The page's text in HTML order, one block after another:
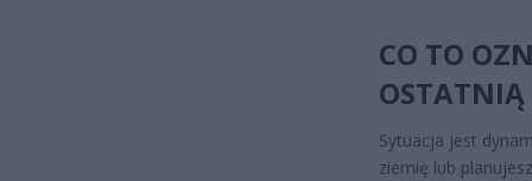
CO TO
OSTATNIĄ
Sytuacja jest
ziemię lub